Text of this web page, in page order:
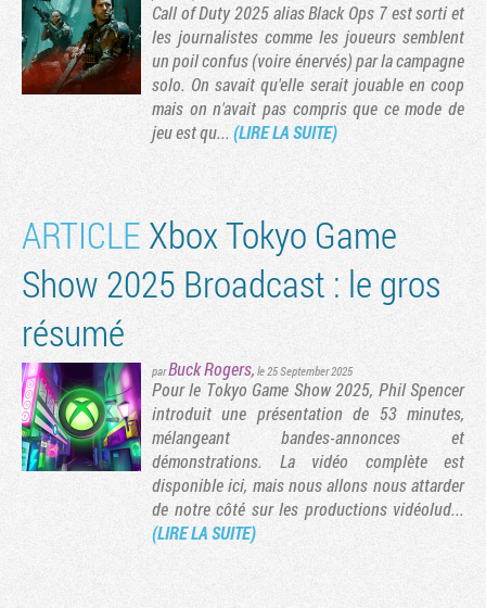
Call of Duty 2025 alias Black Ops 7 est sorti et
les journalistes comme les joueurs semblent
un poil confus (voire énervés) par la campagne
solo. On savait qu'elle serait jouable en coop
mais on n'avait pas compris que ce mode de
jeu est qu... (LIRE LA SUITE)
ARTICLE Xbox Tokyo Game
Show 2025 Broadcast : le gros
résumé
parBuck Rogers, le 25 September 2025
Pour le Tokyo Game Show 2025, Phil Spencer
introduit une présentation de 53 minutes,
mélangeant bandes-annonces et
démonstrations. La vidéo complète est
disponible ici, mais nous allons nous attarder
de notre côté sur les productions vidéolud...
(LIRE LA SUITE)